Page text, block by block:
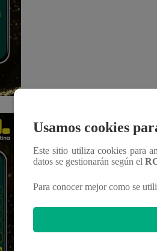
Usamos cookies
Este sitio utiliza cookies para
datos se gestionarán según el
Para conocer mejor como se